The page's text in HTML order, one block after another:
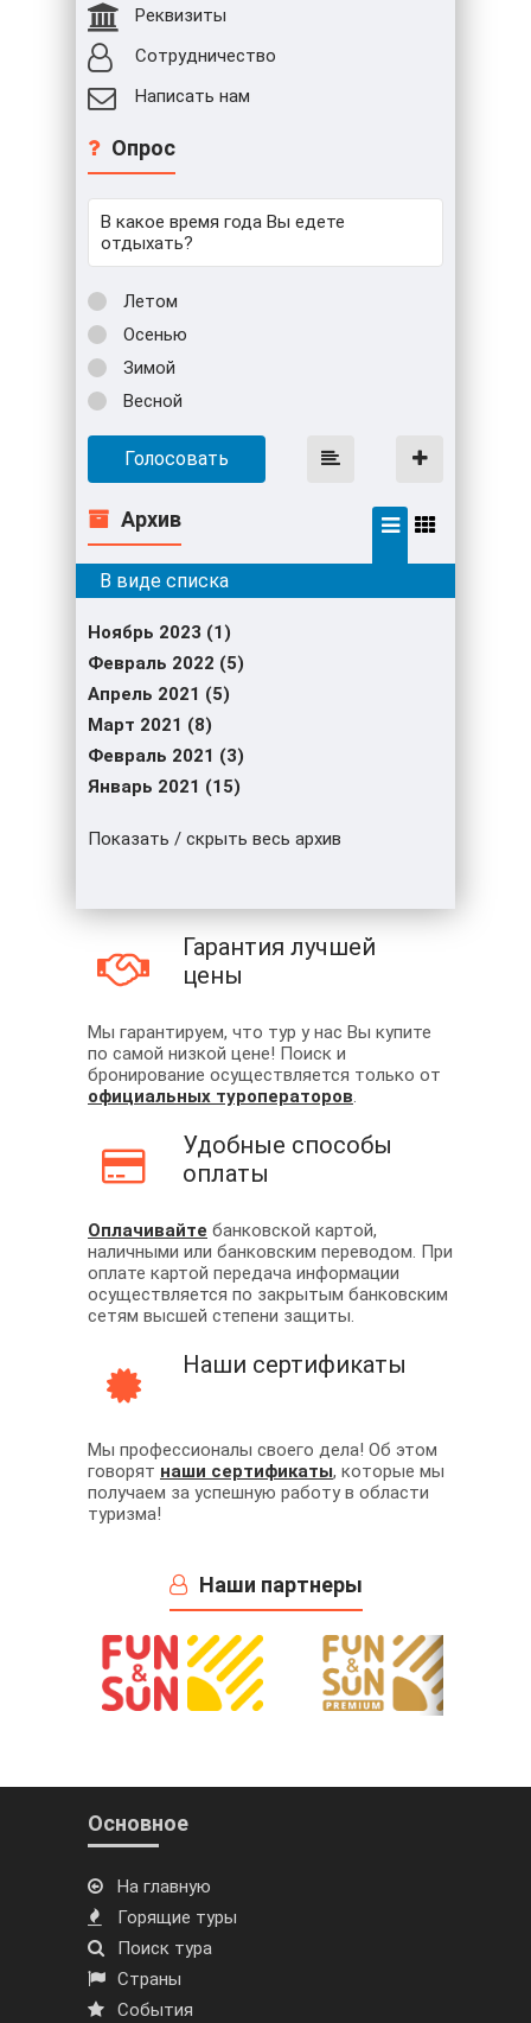
Реквизиты
Сотрудничество
Написать нам
Опрос
В какое время года Вы едете
отдыхать?
Летом
Осенью
Зимой
Весной
Голосовать
Архив
Ноябрь 2023 (1)
Февраль 2022 (5)
Апрель 2021 (5)
Март 2021 (8)
Февраль 2021 (3)
Январь 2021 (15)
Показать / скрыть весь архив
Гарантия лучшей
цены
Мы гарантируем, что тур у нас Вы купите
по самой низкой цене! Поиск и
бронирование осуществляется только от
официальных туроператоров.
Удобные способы
оплаты
Оплачивайте банковской картой,
наличными или банковским переводом. При
оплате картой передача информации
осуществляется по закрытым банковским
сетям высшей степени защиты.
Наши сертификаты
Мы профессионалы своего дела! Об этом
говорят наши сертификаты, которые мы
получаем за успешную работу в области
туризма!
Наши партнеры
Основное
На главную
Горящие туры
Поиск тура
Страны
События